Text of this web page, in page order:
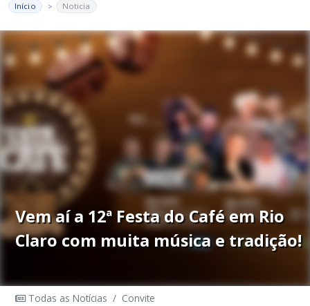
Início Noticia
Vem aí a 12ª Festa do Café em Rio
Claro com muita música e tradição!
Todas as Notícias / Convite